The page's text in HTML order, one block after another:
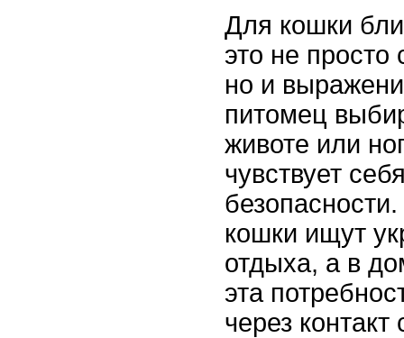
Для кошки
это не просто
но и
питомец
животе или
чувствует
кошки ищут
отдыха, а в
эта
через